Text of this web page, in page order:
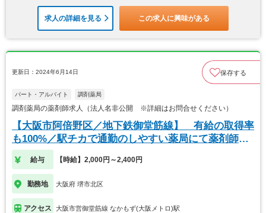
求人の詳細を見る この求人に興味がある
更新日：2024年6月14日 保存する
パート・アルバイト 調剤薬局
調剤薬局の薬剤師求人（法人名非公開 ※詳細はお問合せください）
【大阪市阿倍野区／地下鉄御堂筋線】 有給の取得率
も100%／駅チカで通勤のしやすい薬局にて薬剤師募
集
給与 【時給】2,000円～2,400円
勤務地 大阪府 堺市北区
アクセス 大阪市営御堂筋線 なかもず(大阪メトロ)駅